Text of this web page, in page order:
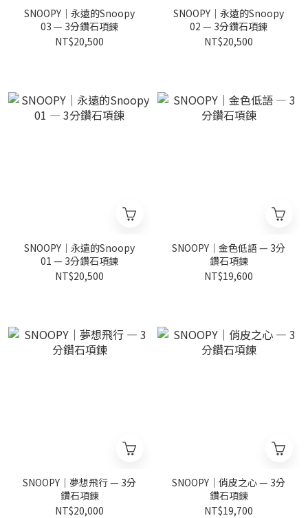
SNOOPY｜永遠的Snoopy
03 — 3分鑽石項鍊
NT$20,500
SNOOPY｜永遠的Snoopy
02 — 3分鑽石項鍊
NT$20,500
SNOOPY｜永遠的Snoopy
01 — 3分鑽石項鍊
NT$20,500
SNOOPY｜金色低語 — 3分
鑽石項鍊
NT$19,600
SNOOPY｜夢想飛行 — 3分
鑽石項鍊
NT$20,000
SNOOPY｜俏皮之心 — 3分
鑽石項鍊
NT$19,700